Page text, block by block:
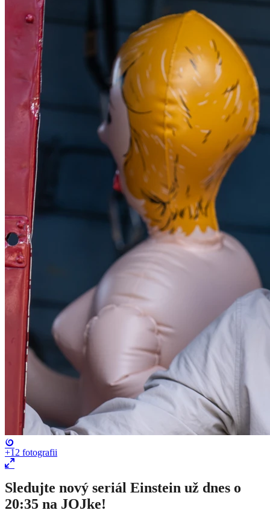
+12 fotografii
​Sledujte nový seriál Einstein už dnes o
20:35 na JOJke!